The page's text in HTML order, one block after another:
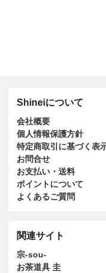
Shineiについて
会社概要
個人情報保護方針
特定商取引に基づく表
お問合せ
お支払い・送料
ポイントについて
よくあるご質問
関連サイト
宗-sou-
お茶道具 圭